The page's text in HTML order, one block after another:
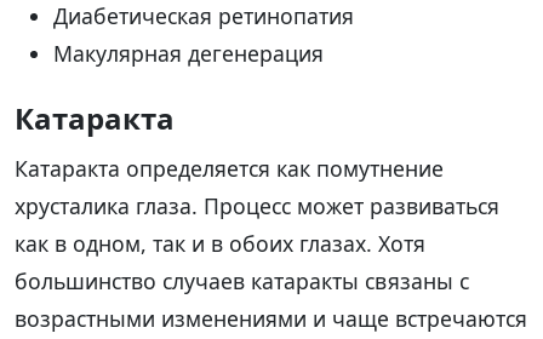
Диабетическая ретинопатия
Макулярная дегенерация
Катаракта
Катаракта определяется как помутнение
хрусталика глаза. Процесс может развиваться
как в одном, так и в обоих глазах. Хотя
большинство случаев катаракты связаны с
возрастными изменениями и чаще встречаются